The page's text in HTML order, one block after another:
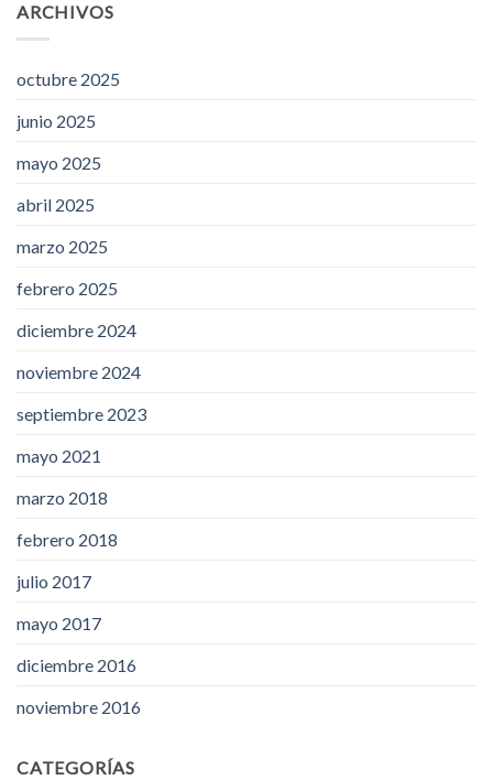
ARCHIVOS
octubre 2025
junio 2025
mayo 2025
abril 2025
marzo 2025
febrero 2025
diciembre 2024
noviembre 2024
septiembre 2023
mayo 2021
marzo 2018
febrero 2018
julio 2017
mayo 2017
diciembre 2016
noviembre 2016
CATEGORÍAS